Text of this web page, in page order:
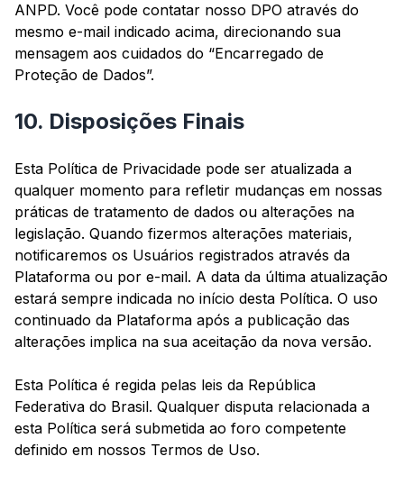
ANPD. Você pode contatar nosso DPO através do
mesmo e-mail indicado acima, direcionando sua
mensagem aos cuidados do “Encarregado de
Proteção de Dados”.
10. Disposições Finais
Esta Política de Privacidade pode ser atualizada a
qualquer momento para refletir mudanças em nossas
práticas de tratamento de dados ou alterações na
legislação. Quando fizermos alterações materiais,
notificaremos os Usuários registrados através da
Plataforma ou por e-mail. A data da última atualização
estará sempre indicada no início desta Política. O uso
continuado da Plataforma após a publicação das
alterações implica na sua aceitação da nova versão.
Esta Política é regida pelas leis da República
Federativa do Brasil. Qualquer disputa relacionada a
esta Política será submetida ao foro competente
definido em nossos Termos de Uso.